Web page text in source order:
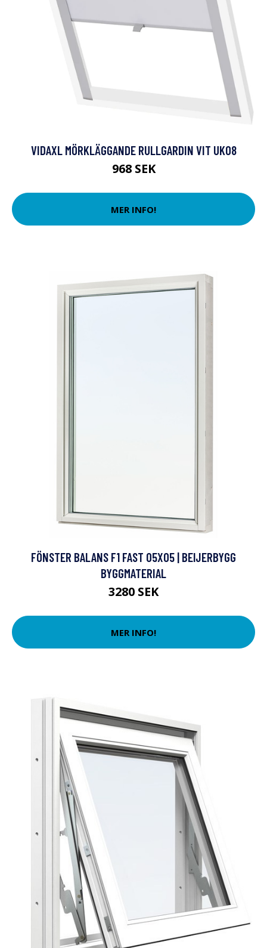
VIDAXL MÖRKLÄGGANDE RULLGARDIN VIT UK08
968 SEK
MER INFO!
FÖNSTER BALANS F1 FAST 05X05 | BEIJERBYGG
BYGGMATERIAL
3280 SEK
MER INFO!